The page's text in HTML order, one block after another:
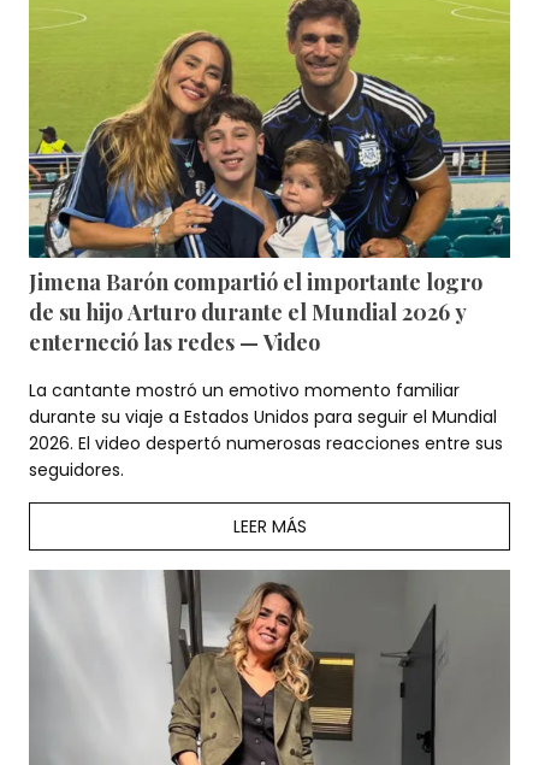
Jimena Barón compartió el importante logro
de su hijo Arturo durante el Mundial 2026 y
enterneció las redes — Video
La cantante mostró un emotivo momento familiar
durante su viaje a Estados Unidos para seguir el Mundial
2026. El video despertó numerosas reacciones entre sus
seguidores.
LEER MÁS